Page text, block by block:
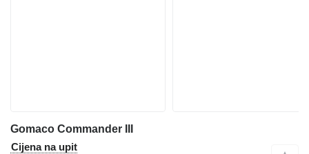
Gomaco Commander III
Cijena na upit